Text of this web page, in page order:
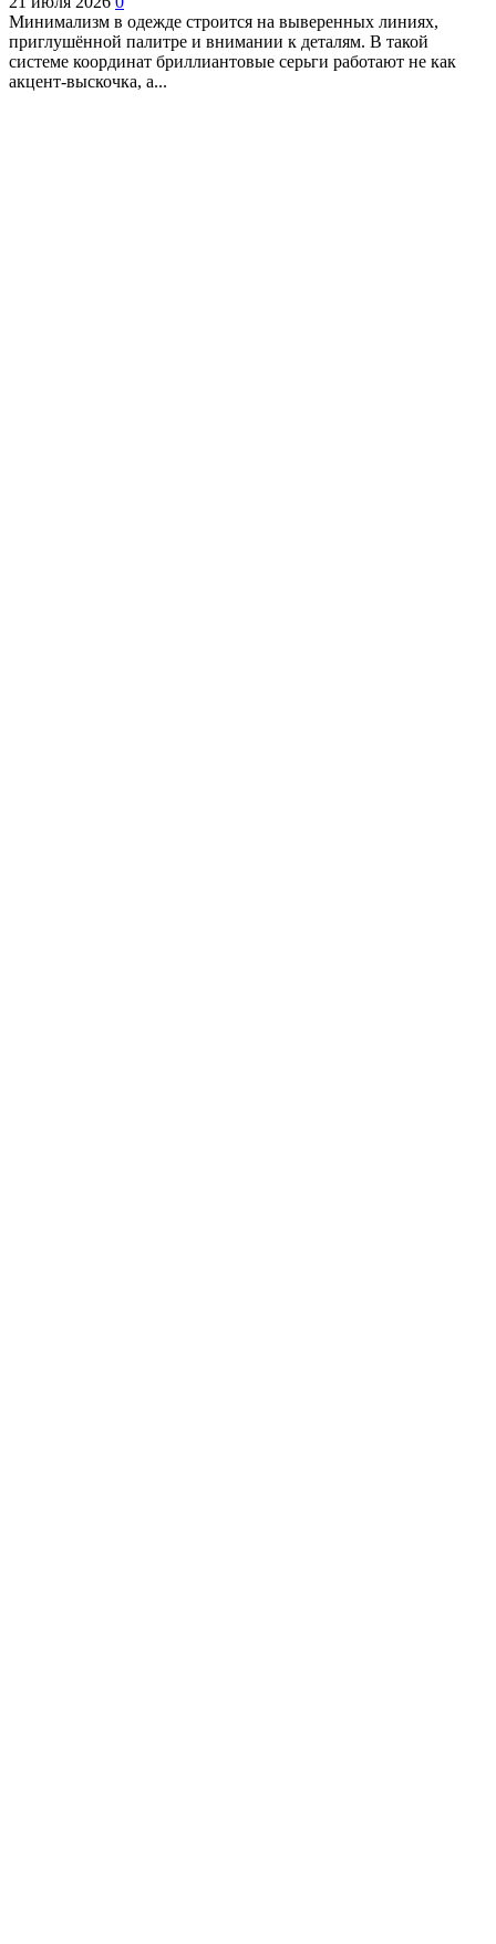
Минимализм в одежде строится на выверенных линиях,
приглушённой палитре и внимании к деталям. В такой
системе координат бриллиантовые серьги работают не как
акцент-выскочка, а...